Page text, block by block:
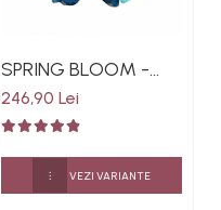
SPRING BLOOM -
Cercei foarte lungi
cu flori din voal, 11 cm,
multicolor
246,90 Lei
VEZI VARIANTE